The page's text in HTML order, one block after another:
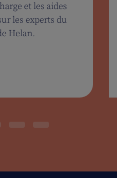
et les aides
les experts du
Helan.